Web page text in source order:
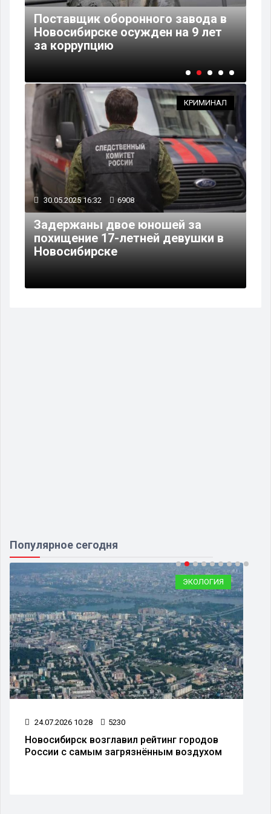
Поставщик оборонного завода в
Новосибирске осужден на 9 лет
за коррупцию
КРИМИНАЛ
30.05.2025 16:32 6908
Задержаны двое юношей за
похищение 17-летней девушки в
Новосибирске
Популярное сегодня
ЭКОЛОГИЯ
24.07.2026 10:28 5230
Новосибирск возглавил рейтинг городов
России с самым загрязнённым воздухом